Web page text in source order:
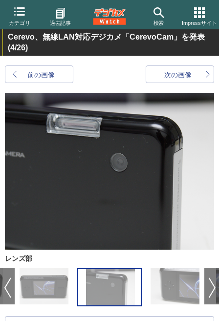
カテゴリ 過去記事 検索 Impressサイト
Cerevo、無線LAN対応デジカメ「CerevoCam」を発表
(4/26)
前の画像 次の画像
レンズ部